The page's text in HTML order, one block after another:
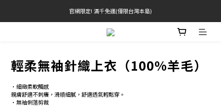
官網限定! 滿千免運(僅限台灣本島)
官網限定! 滿千免運(僅限台灣本島)
滿3000現折200(不累折) 滿3500送品牌禮
官網限定! 滿千免運(僅限台灣本島)
輕柔無袖針織上衣（100%羊毛）
•細緻柔軟觸感
親膚舒適不刺癢，滑順細膩，舒適透氣輕鬆穿。
•無袖俐落剪裁